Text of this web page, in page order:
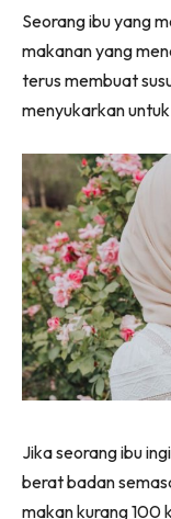
Seorang ibu yang
makanan yang
terus membuat
menyukarkan
Jika seorang ibu
berat badan
makan kurang 100